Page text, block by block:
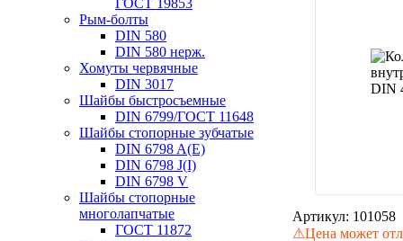
ГОСТ 19853
Рым-болты
DIN 580
DIN 580 нерж.
Хомуты червячные
DIN 3017
Шайбы быстросъемные
DIN 6799/ГОСТ 11648
Шайбы стопорные зубчатые
DIN 6798 A(E)
DIN 6798 J(I)
DIN 6798 V
Шайбы стопорные
многолапчатые
ГОСТ 11872
Артикул: 101058
⚠Цена может